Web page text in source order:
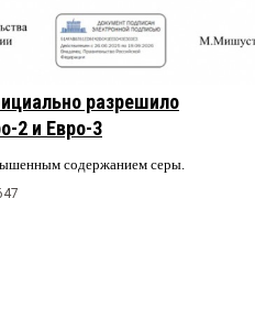
разрешило
2 и Евро-3
содержанием серы.